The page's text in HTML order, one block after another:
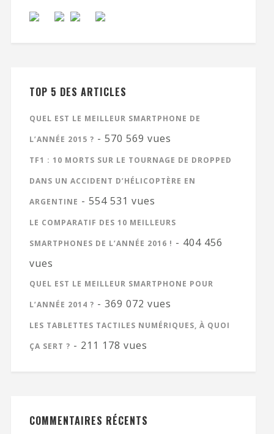
TOP 5 DES ARTICLES
QUEL EST LE MEILLEUR SMARTPHONE DE
L’ANNÉE 2015 ? - 570 569 vues
TF1 : 10 MORTS SUR LE TOURNAGE DE DROPPED
DANS UN ACCIDENT D’HÉLICOPTÈRE EN
ARGENTINE - 554 531 vues
LE COMPARATIF DES 10 MEILLEURS
SMARTPHONES DE L’ANNÉE 2016 ! - 404 456
vues
QUEL EST LE MEILLEUR SMARTPHONE POUR
L’ANNÉE 2014 ? - 369 072 vues
LES TABLETTES TACTILES NUMÉRIQUES, À QUOI
ÇA SERT ? - 211 178 vues
COMMENTAIRES RÉCENTS